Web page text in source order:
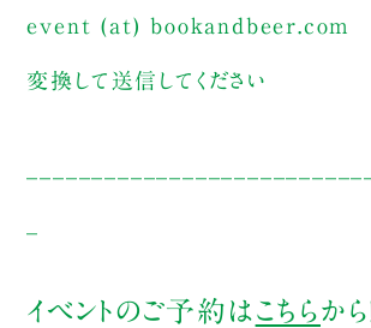
event (at) bookandbeer.com
変換して送信してください
イベントのご予約はこちらから